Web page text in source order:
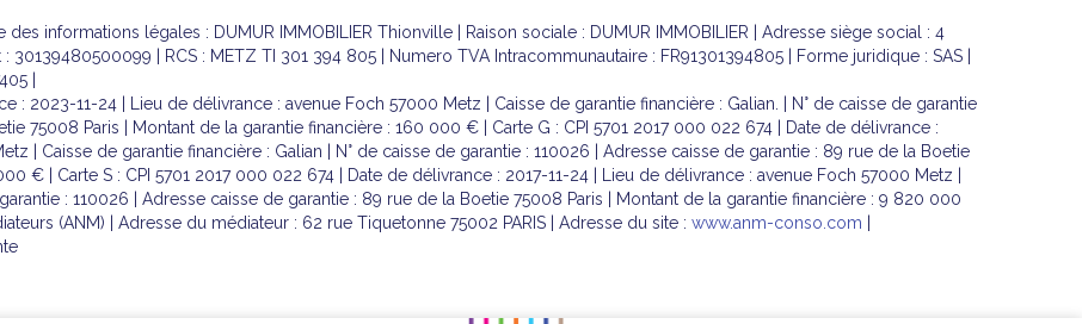
informations légales : DUMUR IMMOBILIER Thionville | Raison sociale : DUMUR IMMOBILIER | Adresse siège social : 4
: 30139480500099 | RCS : METZ TI 301 394 805 | Numero TVA Intracommunautaire : FR91301394805 | Forme juridique : SAS |
|
: 2023-11-24 | Lieu de délivrance : avenue Foch 57000 Metz | Caisse de garantie financière : Galian. | N° de caisse de garantie
75008 Paris | Montant de la garantie financière : 160 000 € | Carte G : CPI 5701 2017 000 022 674 | Date de délivrance :
| Caisse de garantie financière : Galian | N° de caisse de garantie : 110026 | Adresse caisse de garantie : 89 rue de la Boetie
€ | Carte S : CPI 5701 2017 000 022 674 | Date de délivrance : 2017-11-24 | Lieu de délivrance : avenue Foch 57000 Metz |
: 110026 | Adresse caisse de garantie : 89 rue de la Boetie 75008 Paris | Montant de la garantie financière : 9 820 000
(ANM) | Adresse du médiateur : 62 rue Tiquetonne 75002 PARIS | Adresse du site : www.anm-conso.com